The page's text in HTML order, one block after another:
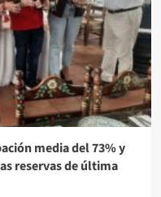
media del 73% y
reservas de última